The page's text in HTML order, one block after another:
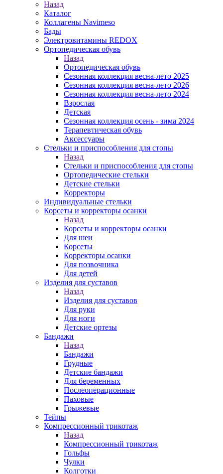
Назад
Каталог
Коллагены Navimeso
Бады
Электровитамины REDOX
Ортопедическая обувь
Назад
Ортопедическая обувь
Сезонная коллекция весна-лето 2025
Сезонная коллекция весна-лето 2026
Сезонная коллекция весна-лето 2024
Взрослая
Детская
Сезонная коллекция осень - зима 2024
Терапевтическая обувь
Аксессуары
Стельки и приспособления для стопы
Назад
Стельки и приспособления для стопы
Ортопедические стельки
Детские стельки
Корректоры
Индивидуальные стельки
Корсеты и корректоры осанки
Назад
Корсеты и корректоры осанки
Для шеи
Корсеты
Корректоры осанки
Для позвочника
Для детей
Изделия для суставов
Назад
Изделия для суставов
Для руки
Для ноги
Детские ортезы
Бандажи
Назад
Бандажи
Грудные
Детские бандажи
Для беременных
Послеоперационные
Паховые
Грыжевые
Тейпы
Компрессионный трикотаж
Назад
Компрессионный трикотаж
Гольфы
Чулки
Колготки